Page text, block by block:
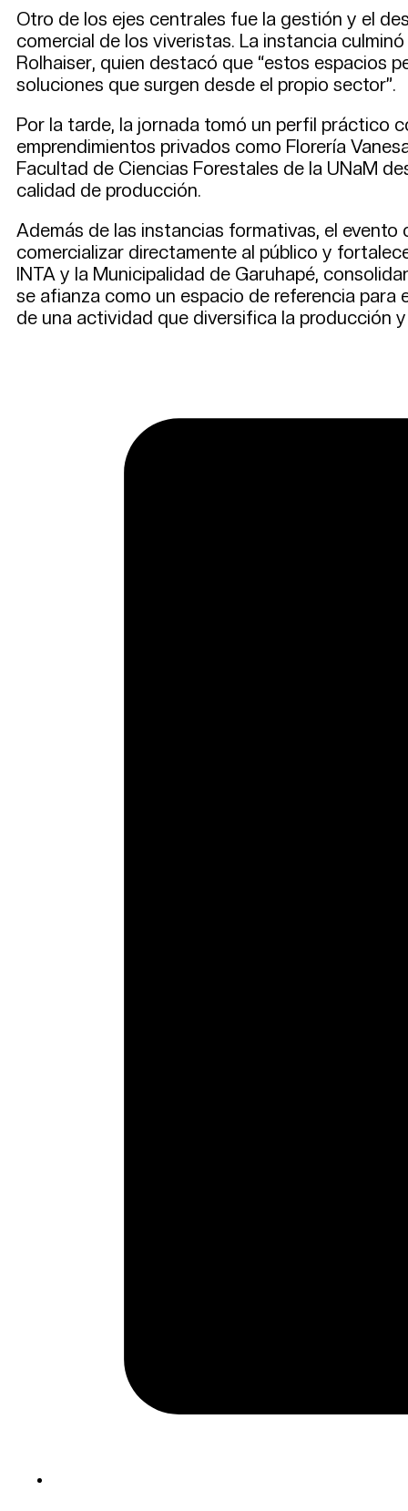
Otro de los ejes centrales fue la gestión y el
comercial de los viveristas. La instancia
Rolhaiser, quien destacó que “estos espacios
soluciones que surgen desde el propio sector”.
Por la tarde, la jornada tomó un perfil práctico
emprendimientos privados como Florería
Facultad de Ciencias Forestales de la UNaM
calidad de producción.
Además de las instancias formativas, el
comercializar directamente al público y
INTA y la Municipalidad de Garuhapé,
se afianza como un espacio de referencia para
de una actividad que diversifica la producción